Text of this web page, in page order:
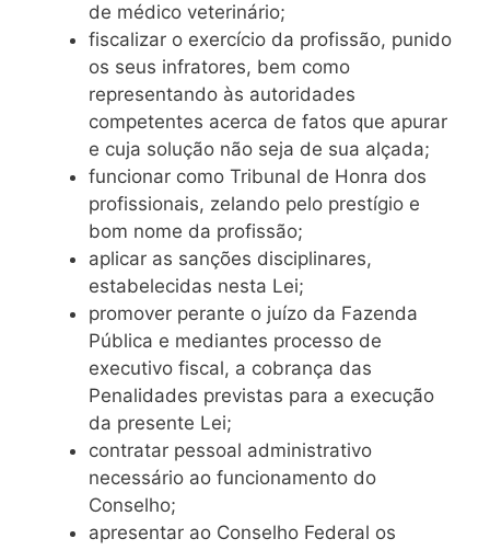
de médico veterinário;
fiscalizar o exercício da profissão, punido
os seus infratores, bem como
representando às autoridades
competentes acerca de fatos que apurar
e cuja solução não seja de sua alçada;
funcionar como Tribunal de Honra dos
profissionais, zelando pelo prestígio e
bom nome da profissão;
aplicar as sanções disciplinares,
estabelecidas nesta Lei;
promover perante o juízo da Fazenda
Pública e mediantes processo de
executivo fiscal, a cobrança das
Penalidades previstas para a execução
da presente Lei;
contratar pessoal administrativo
necessário ao funcionamento do
Conselho;
apresentar ao Conselho Federal os